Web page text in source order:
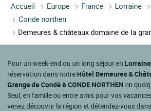
Accueil Europe France Lorraine
Conde northen
Demeures & châteaux domaine de la
Pour un week-end ou un long séjour en Lorraine
réservation dans notre Hôtel Demeures &
Grange de Condé à CONDE NORTHEN en
Seul, en famille ou entre amis pour vos
venez découvrir la région et détendez-vous